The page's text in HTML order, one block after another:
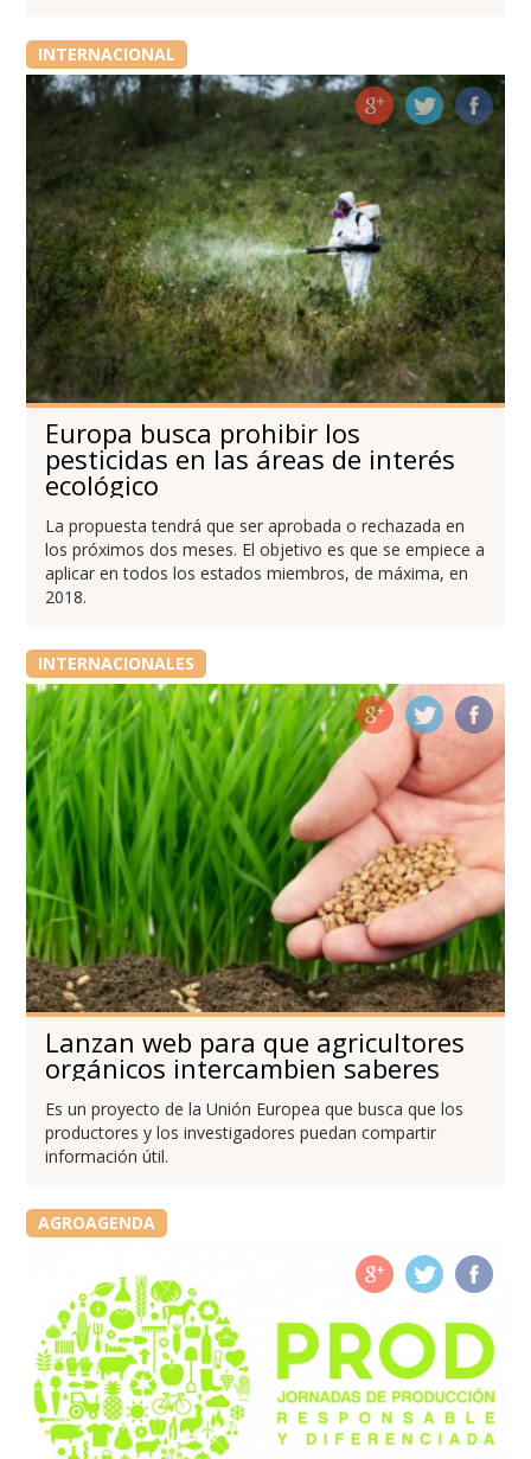
INTERNACIONAL
Europa busca prohibir los
pesticidas en las áreas de interés
ecológico
La propuesta tendrá que ser aprobada o rechazada en
los próximos dos meses. El objetivo es que se empiece a
aplicar en todos los estados miembros, de máxima, en
2018.
INTERNACIONALES
Lanzan web para que agricultores
orgánicos intercambien saberes
Es un proyecto de la Unión Europea que busca que los
productores y los investigadores puedan compartir
información útil.
AGROAGENDA